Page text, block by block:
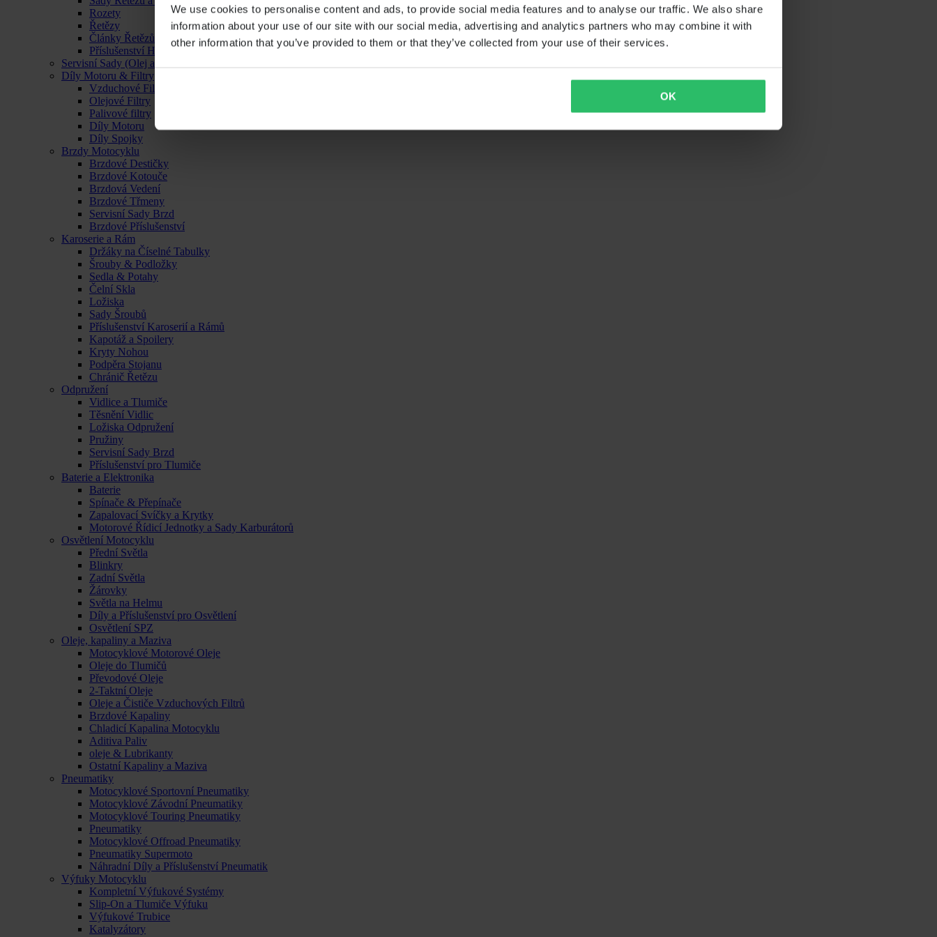
We use cookies to personalise content and ads, to provide social media features and to analyse our traffic. We also share
information about your use of our site with our social media, advertising and analytics partners who may combine it with
other information that you’ve provided to them or that they’ve collected from your use of their services.
OK
Rozety
Řetězy
Články Řetězů
Příslušenství Hnacího Ústrojí
Servisní Sady (Olej a Filtr)
Díly Motoru & Filtry
Vzduchové Filtry
Olejové Filtry
Palivové filtry
Díly Motoru
Díly Spojky
Brzdy Motocyklu
Brzdové Destičky
Brzdové Kotouče
Brzdová Vedení
Brzdové Třmeny
Servisní Sady Brzd
Brzdové Příslušenství
Karoserie a Rám
Držáky na Číselné Tabulky
Šrouby & Podložky
Sedla & Potahy
Čelní Skla
Ložiska
Sady Šroubů
Příslušenství Karoserií a Rámů
Kapotáž a Spoilery
Kryty Nohou
Podpěra Stojanu
Chránič Řetězu
Odpružení
Vidlice a Tlumiče
Těsnění Vidlic
Ložiska Odpružení
Pružiny
Servisní Sady Brzd
Příslušenství pro Tlumiče
Baterie a Elektronika
Baterie
Spínače & Přepínače
Zapalovací Svíčky a Krytky
Motorové Řídicí Jednotky a Sady Karburátorů
Osvětlení Motocyklu
Přední Světla
Blinkry
Zadní Světla
Žárovky
Světla na Helmu
Díly a Příslušenství pro Osvětlení
Osvětlení SPZ
Oleje, kapaliny a Maziva
Motocyklové Motorové Oleje
Oleje do Tlumičů
Převodové Oleje
2-Taktní Oleje
Oleje a Čističe Vzduchových Filtrů
Brzdové Kapaliny
Chladicí Kapalina Motocyklu
Aditiva Paliv
oleje & Lubrikanty
Ostatní Kapaliny a Maziva
Pneumatiky
Motocyklové Sportovní Pneumatiky
Motocyklové Závodní Pneumatiky
Motocyklové Touring Pneumatiky
Pneumatiky
Motocyklové Offroad Pneumatiky
Pneumatiky Supermoto
Náhradní Díly a Příslušenství Pneumatik
Výfuky Motocyklu
Kompletní Výfukové Systémy
Slip-On a Tlumiče Výfuku
Výfukové Trubice
Katalyzátory